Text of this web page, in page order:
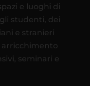
e luoghi di
studenti, dei
e stranieri
arricchimento
seminari e